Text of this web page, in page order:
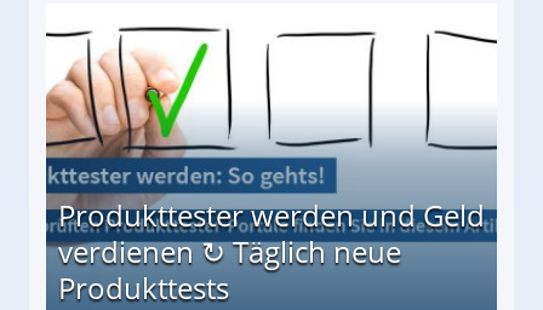
Produkttester werden und Geld
verdienen ↻ Täglich neue
Produkttests